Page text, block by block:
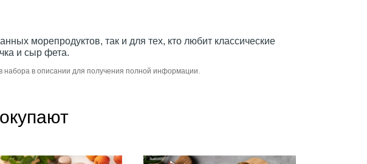
морепродуктов, так и для тех, кто любит классические
и сыр фета.
набора в описании для получения полной информации.